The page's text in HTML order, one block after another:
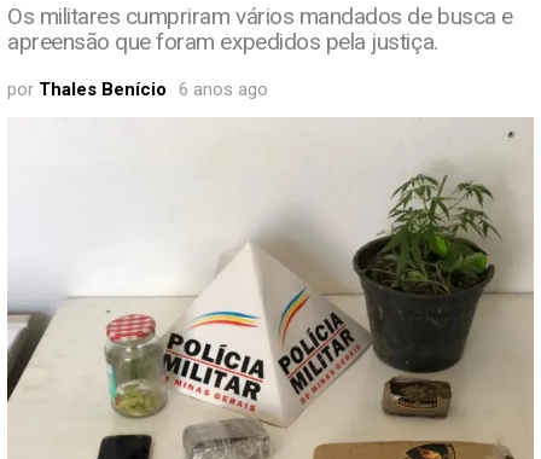
Os militares cumpriram vários mandados de busca e
apreensão que foram expedidos pela justiça.
por Thales Benício 6 anos ago